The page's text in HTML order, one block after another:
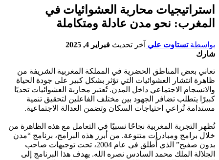
استراتيجيات محاربة العشوائيات في
المغرب: نحو مدن عادلة ومتكاملة
بواسطةتستاوت علي آخر تحديث فبراير 4, 2025
شارك
تعاني بعض المناطق الحضرية في المملكة المغربية الشريفة من
ظاهرة انتشار العشوائيات التي تؤثر بشكل كبير على جودة الحياة
والانسجام الاجتماعي داخل المدن. تُعتبر محاربة العشوائيات تحديًا
كبيرًا يتطلب تضافر الجهود بين مختلف الفاعلين لتحقيق تنمية
مستدامة تُراعي احتياجات السكان وتضمن العدالة الاجتماعية.
تُظهر التجربة المغربية نجاحًا نسبيًا في التعامل مع هذه الظاهرة من
خلال برامج ومبادرات متنوعة. من أبرز هذه البرامج، برنامج “مدن
بدون صفيح” الذي أُطلق في عام 2004، تحت توجيهات صاحب
الجلالة الملك محمد السادس نصره الله. يهدف هذا البرنامج إلى